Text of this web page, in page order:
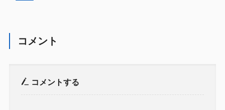
コメント
コメントする